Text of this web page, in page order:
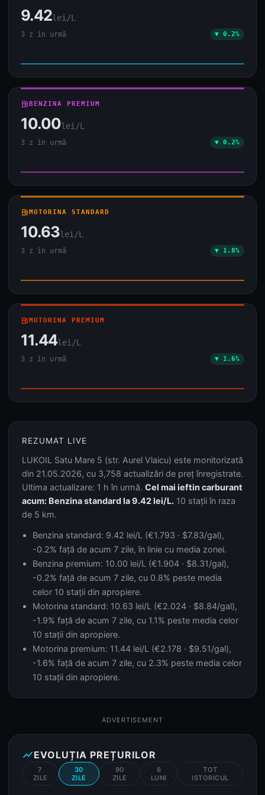
9.42lei/L
3 z în urmă ▼ 0.2%
local_gas_stationBENZINA PREMIUM
10.00lei/L
3 z în urmă ▼ 0.2%
local_gas_stationMOTORINA STANDARD
10.63lei/L
3 z în urmă ▼ 1.8%
local_gas_stationMOTORINA PREMIUM
11.44lei/L
3 z în urmă ▼ 1.6%
REZUMAT LIVE
LUKOIL Satu Mare 5 (str. Aurel Vlaicu) este monitorizată
din 21.05.2026, cu 3,758 actualizări de preț înregistrate.
Ultima actualizare: 1 h în urmă. Cel mai ieftin carburant
acum: Benzina standard la 9.42 lei/L. 10 stații în raza
de 5 km.
Benzina standard: 9.42 lei/L (€1.793 · $7.83/gal),
-0.2% față de acum 7 zile, în linie cu media zonei.
Benzina premium: 10.00 lei/L (€1.904 · $8.31/gal),
-0.2% față de acum 7 zile, cu 0.8% peste media
celor 10 stații din apropiere.
Motorina standard: 10.63 lei/L (€2.024 · $8.84/gal),
-1.9% față de acum 7 zile, cu 1.1% peste media celor
10 stații din apropiere.
Motorina premium: 11.44 lei/L (€2.178 · $9.51/gal),
-1.6% față de acum 7 zile, cu 2.3% peste media celor
10 stații din apropiere.
ADVERTISEMENT
show_chartEVOLUȚIA PREȚURILOR
7
ZILE
30
ZILE
90
ZILE
6
LUNI
TOT
ISTORICUL